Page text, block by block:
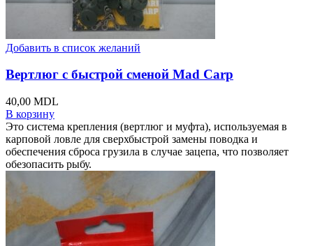
Добавить в список желаний
Вертлюг с быстрой сменой Mad Carp
40,00 MDL
В корзину
Это система крепления (вертлюг и муфта), используемая в
карповой ловле для сверхбыстрой замены поводка и
обеспечения сброса грузила в случае зацепа, что позволяет
обезопасить рыбу.